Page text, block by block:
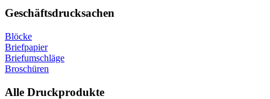
Geschäftsdrucksachen
Blöcke
Briefpapier
Briefumschläge
Broschüren
Alle Druckprodukte